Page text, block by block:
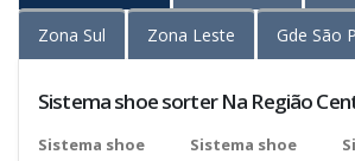
Zona Sul Zona Leste Gde São
Sistema shoe sorter Na Região
Sistema shoe
Sistema shoe